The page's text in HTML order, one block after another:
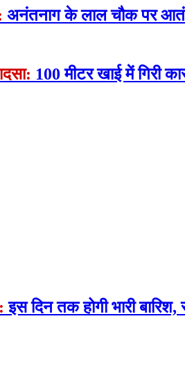
अनंतनाग के लाल चौक पर
100 मीटर खाई में गिरी
इस दिन तक होगी भारी बारिश,